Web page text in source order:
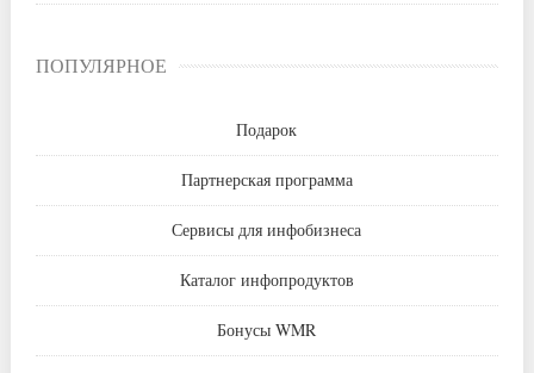
ПОПУЛЯРНОЕ
Подарок
Партнерская программа
Сервисы для инфобизнеса
Каталог инфопродуктов
Бонусы WMR